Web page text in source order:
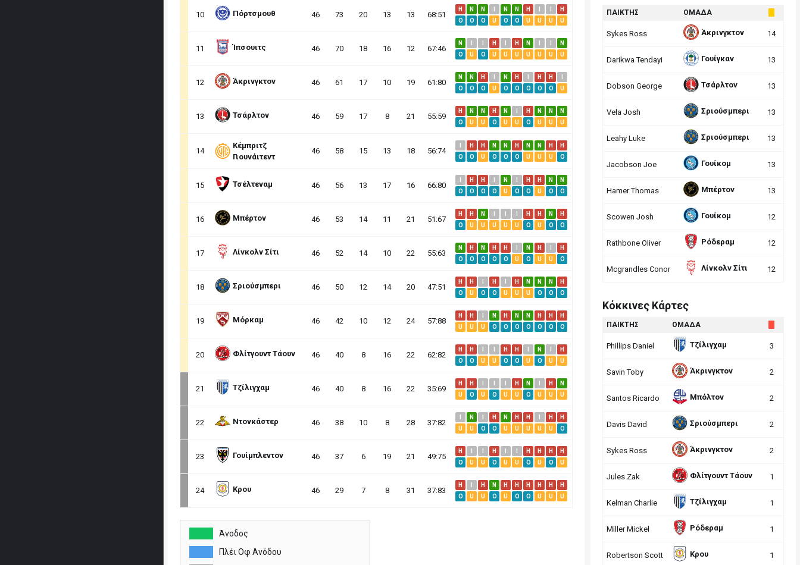
10 Πόρτσμουθ 46 73 20 13 13 68:51
H N N N N H
H
O
O O U O O U U U U
11 Ίπσουιτς 46 70 18 16 12 67:46
N H H N
N
O
U O U U U U U U U
12 Άκρινγκτον 46 61 17 10 19 61:80
N N H N H H H
O
O O U O O O O O U
13 Τσάρλτον 46 59 17 8 21 55:59
H N N H N H N N
N
O
U U O U U O U U U
14
Κέμπριτζ
Γιουνάιτεντ
46 58 15 13 18 56:74
H H N N H N N H
H
O
O U O O O U U U O
15 Τσέλτεναμ 46 56 13 17 16 66:80
H H N H H N
N
O
O O O U O O U O O
16 Μπέρτον 46 53 14 11 21 51:67
H H N H H N
H
O
U U U U U O U O O
17 Λίνκολν Σίτι 46 52 14 10 22 55:63
N H N H H N H
H
O
O O O O U O U U O
18 Σριούσμπερι 46 50 12 14 20 47:51
H H H H N N N
H
O
U O O U U U O O O
19 Μόρκαμ 46 42 10 12 24 57:88
H H N H N N H H
H
U
U U O O O O O O O
20 Φλίτγουντ Τάουν 46 40 8 16 22 62:82
H H H H N
H
O
O U U O O U O U U
21 Τζίλιγχαμ 46 40 8 16 22 35:69
H H H N H
N
U
O U O U U O U U U
22 Ντονκάστερ 46 38 10 8 28 37:82
N H N H H H
H
U
U O O U U U U U O
23 Γουίμπλεντον 46 37 6 19 21 49:75
H H H H H
H
O
U U O U U O U O U
24 Κρου 46 29 7 8 31 37:83
H H N H H H H H
H
O
U U O U O O U U U
Άνοδος
Πλέι Οφ Ανόδου
ΠΑΙΚΤΗΣ ΟΜΑΔΑ
Sykes Ross Άκρινγκτον 14
Darikwa Tendayi Γουίγκαν 13
Dobson George Τσάρλτον 13
Vela Josh Σριούσμπερι 13
Leahy Luke Σριούσμπερι 13
Jacobson Joe Γουίκομ 13
Hamer Thomas Μπέρτον 13
Scowen Josh Γουίκομ 12
Rathbone Oliver Ρόδεραμ 12
Mcgrandles Conor Λίνκολν Σίτι 12
Κόκκινες Κάρτες
ΠΑΙΚΤΗΣ ΟΜΑΔΑ
Phillips Daniel Τζίλιγχαμ 3
Savin Toby Άκρινγκτον 2
Santos Ricardo Μπόλτον 2
Davis David Σριούσμπερι 2
Sykes Ross Άκρινγκτον 2
Jules Zak Φλίτγουντ Τάουν 1
Kelman Charlie Τζίλιγχαμ 1
Miller Mickel Ρόδεραμ 1
Robertson Scott Κρου 1